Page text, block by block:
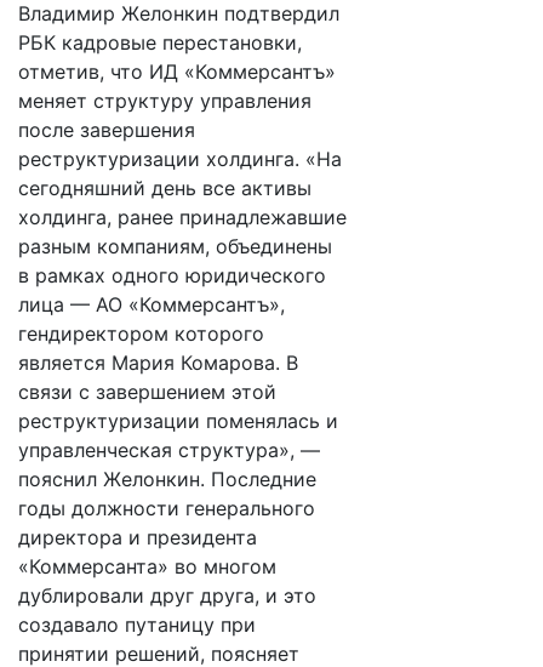
Владимир Желонкин подтвердил
РБК кадровые перестановки,
отметив, что ИД «Коммерсантъ»
меняет структуру управления
после завершения
реструктуризации холдинга. «На
сегодняшний день все активы
холдинга, ранее принадлежавшие
разным компаниям, объединены
в рамках одного юридического
лица — АО «Коммерсантъ»,
гендиректором которого
является Мария Комарова. В
связи с завершением этой
реструктуризации поменялась и
управленческая структура», —
пояснил Желонкин. Последние
годы должности генерального
директора и президента
«Коммерсанта» во многом
дублировали друг друга, и это
создавало путаницу при
принятии решений, поясняет